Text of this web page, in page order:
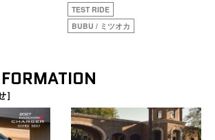
TEST RIDE
BUBU / ミツオカ